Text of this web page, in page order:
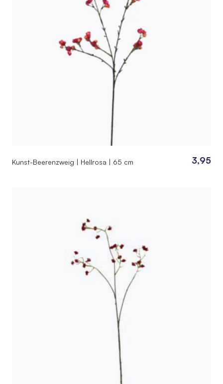
Kunst-Beerenzweig | Hellrosa | 65 cm 3,95